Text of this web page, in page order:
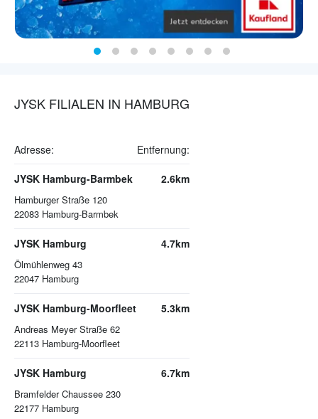
JYSK FILIALEN IN HAMBURG
Adresse: Entfernung:
JYSK Hamburg-Barmbek
Hamburger Straße 120
22083 Hamburg-Barmbek
2.6km
JYSK Hamburg
Ölmühlenweg 43
22047 Hamburg
4.7km
JYSK Hamburg-Moorfleet
Andreas Meyer Straße 62
22113 Hamburg-Moorfleet
5.3km
JYSK Hamburg
Bramfelder Chaussee 230
22177 Hamburg
6.7km